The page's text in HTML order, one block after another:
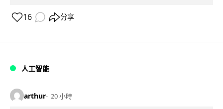
16 分享
人工智能
arthur 20 小時